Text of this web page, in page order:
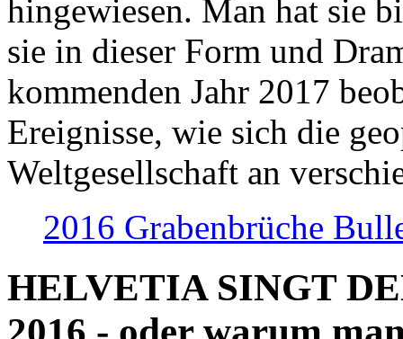
hingewiesen. Man hat sie
sie in dieser Form und
kommenden Jahr 2017
Ereignisse, wie sich die
Weltgesellschaft an
2016 Grabenbrüche
HELVETIA SINGT